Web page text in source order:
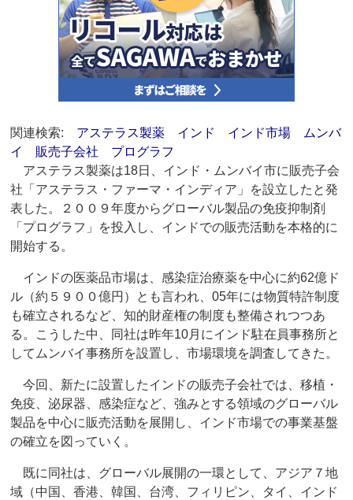
関連検索: アステラス製薬 インド インド市場
ムンバ
イ
販売子会社
プログラフ
アステラス製薬は18日、インド・ムンバイ市に販売子会
社「アステラス・ファーマ・インディア」を設立したと発
表した。２００９年度からグローバル製品の免疫抑制剤
「プログラフ」を投入し、インドでの販売活動を本格的に
開始する。
インドの医薬品市場は、感染症治療薬を中心に約62億ド
ル（約５９００億円）とも言われ、05年には物質特許制度
も確立されるなど、知的財産権の制度も整備されつつあ
る。こうした中、同社は昨年10月にインド駐在員事務所と
してムンバイ事務所を設置し、市場環境を調査してきた。
今回、新たに設置したインドの販売子会社では、移植・
免疫、泌尿器、感染症など、強みとする領域のグローバル
製品を中心に販売活動を展開し、インド市場での事業基盤
の確立を図っていく。
既に同社は、グローバル展開の一環として、アジア７地
域（中国、香港、韓国、台湾、フィリピン、タイ、インド